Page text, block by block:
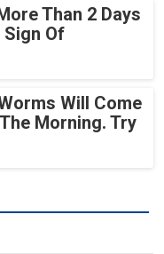
Than 2 Days
Of
Will Come
Morning. Try